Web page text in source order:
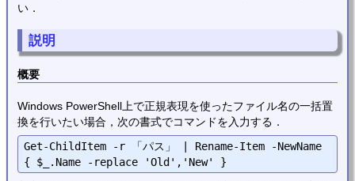
い．
説明
概要
Windows PowerShell上で正規表現を使ったファイル名の一括置
換を行いたい場合，次の書式でコマンドを入力する．
Get-ChildItem -r 「パス」 | Rename-Item -NewName